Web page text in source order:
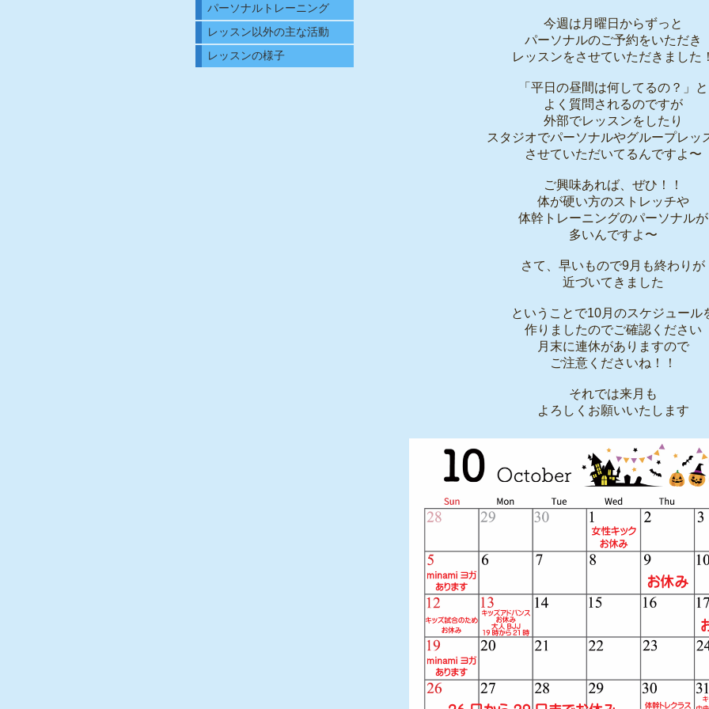
今週は月曜日からずっと
パーソナルのご予約をいただき
レッスンをさせていただきました！
「平日の昼間は何してるの？」と
よく質問されるのですが
外部でレッスンをしたり
スタジオでパーソナルやグループレッ
させていただいてるんですよ〜
ご興味あれば、ぜひ！！
体が硬い方のストレッチや
体幹トレーニングのパーソナルが
多いんですよ〜
さて、早いもので9月も終わりが
近づいてきました
ということで10月のスケジュール
作りましたのでご確認ください
月末に連休がありますので
ご注意くださいね！！
それでは来月も
よろしくお願いいたします
パーソナルトレーニング
レッスン以外の主な活動
レッスンの様子